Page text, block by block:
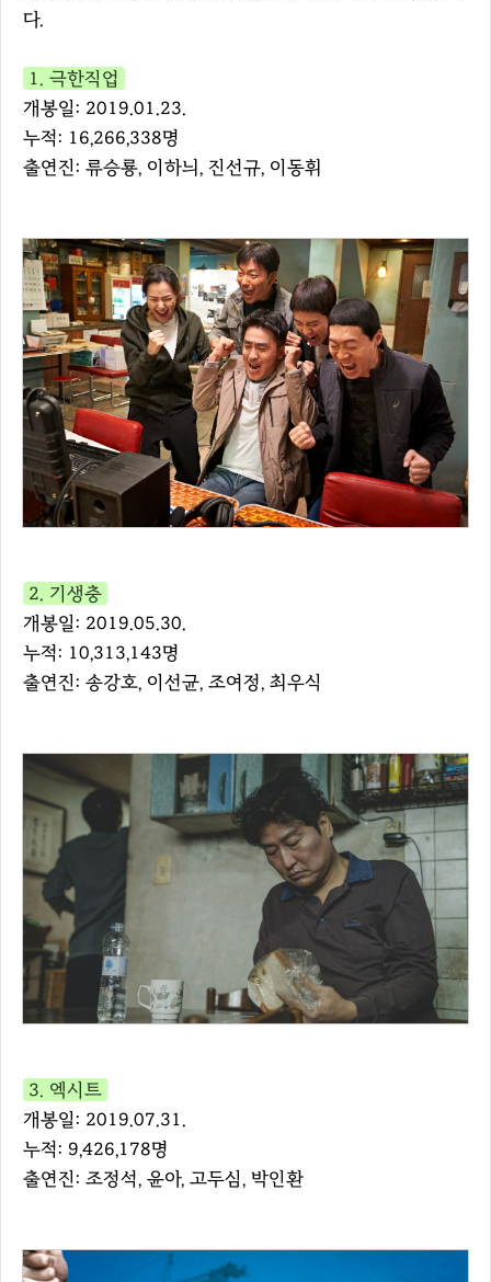
다.
1. 극한직업
개봉일: 2019.01.23.
누적: 16,266,338명
출연진: 류승룡, 이하늬, 진선규, 이동휘
2. 기생충
개봉일: 2019.05.30.
누적: 10,313,143명
출연진: 송강호, 이선균, 조여정, 최우식
3. 엑시트
개봉일: 2019.07.31.
누적: 9,426,178명
출연진: 조정석, 윤아, 고두심, 박인환